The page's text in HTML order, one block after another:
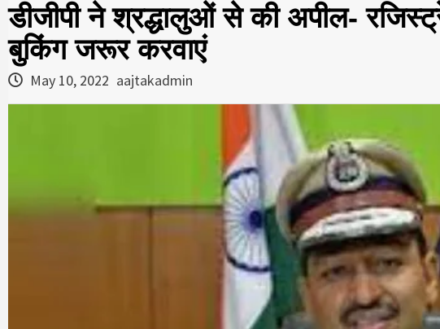
डीजीपी ने श्रद्धालुओं से की अपील-
बुकिंग जरूर करवाएं
May 10, 2022 aajtakadmin